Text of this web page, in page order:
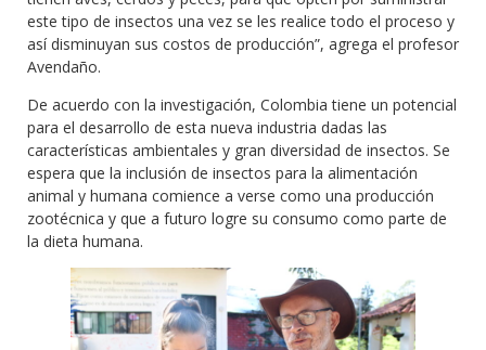
este tipo de insectos una vez se les realice todo el proceso y
así disminuyan sus costos de producción”, agrega el profesor
Avendaño.
De acuerdo con la investigación, Colombia tiene un potencial
para el desarrollo de esta nueva industria dadas las
características ambientales y gran diversidad de insectos. Se
espera que la inclusión de insectos para la alimentación
animal y humana comience a verse como una producción
zootécnica y que a futuro logre su consumo como parte de
la dieta humana.